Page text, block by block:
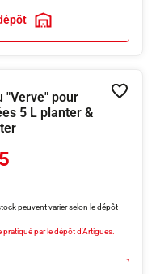
"Verve" pour
5 L planter &
peuvent varier selon le dépôt
pratiqué par le dépôt d'Artigues.